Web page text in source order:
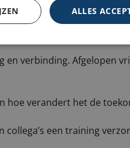
en verbinding. Afgelopen
hoe verandert het de
een training
ALLES